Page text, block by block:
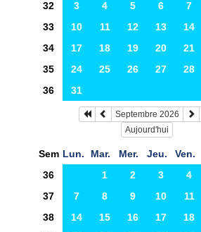
32
3 4 5 6 7
33
10 11 12 13 14
34
17 18 19 20 21
35
24 25 26 27 28
36
31
Septembre 2026
Aujourd'hui
Sem Lun. Mar. Mer. Jeu. Ven.
36
1 2 3 4
37
7 8 9 10 11
38
14 15 16 17 18